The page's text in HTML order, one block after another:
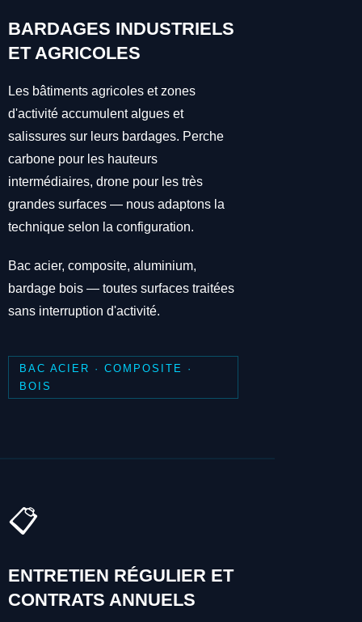
BARDAGES INDUSTRIELS
ET AGRICOLES
Les bâtiments agricoles et zones
d'activité accumulent algues et
salissures sur leurs bardages. Perche
carbone pour les hauteurs
intermédiaires, drone pour les très
grandes surfaces — nous adaptons la
technique selon la configuration.
Bac acier, composite, aluminium,
bardage bois — toutes surfaces traitées
sans interruption d'activité.
BAC ACIER · COMPOSITE ·
BOIS
📋
ENTRETIEN RÉGULIER ET
CONTRATS ANNUELS